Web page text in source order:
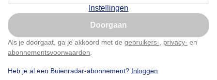
Instellingen
Doorgaan
Als je doorgaat, ga je akkoord met de gebruikers- privacy- en
abonnementsvoorwaarden
Heb je al een Buienradar-abonnement? Inloggen
Práchtig fietsweer
Nu niet, misschien later
Klik hierom dit aan te passen